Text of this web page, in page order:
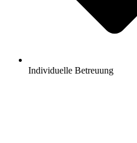
Individuelle Betreuung